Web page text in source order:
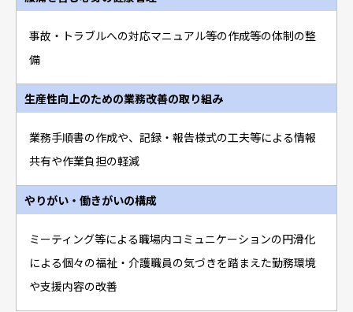
事故・トラブルへの対応マニュアル等の作成等の体制の整
備
生産性向上のための業務改善の取り組み
業務手順書の作成や、記録・報告様式の工夫等による情報
共有や作業負担の軽減
やりがい・働きがいの構成
ミーティング等による職場内コミュニケーションの円滑化
による個々の福祉・介護職員の気づきを踏まえた勤務環境
や支援内容の改善